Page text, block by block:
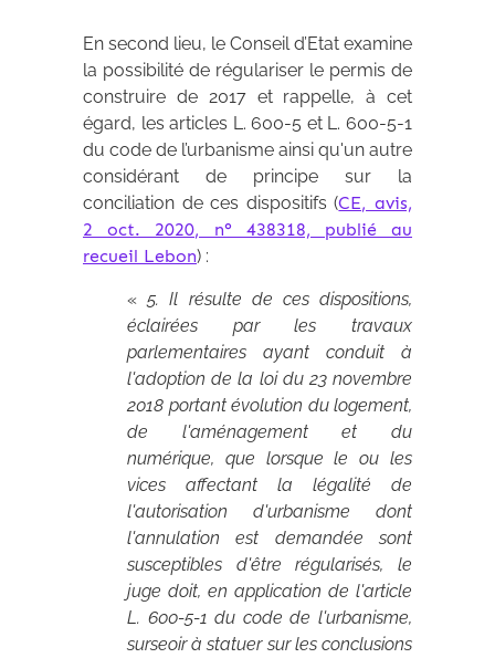
En second lieu, le Conseil d’Etat examine
la possibilité de régulariser le permis de
construire de 2017 et rappelle, à cet
égard, les articles L. 600-5 et L. 600-5-1
du code de l’urbanisme ainsi qu'un autre
considérant de principe sur la
conciliation de ces dispositifs (CE, avis,
2 oct. 2020, n° 438318, publié au
recueil Lebon) :
«5. Il résulte de ces dispositions,
éclairées par les travaux
parlementaires ayant conduit à
l'adoption de la loi du 23 novembre
2018 portant évolution du logement,
de l'aménagement et du
numérique, que lorsque le ou les
vices affectant la légalité de
l'autorisation d'urbanisme dont
l'annulation est demandée sont
susceptibles d'être régularisés, le
juge doit, en application de l'article
L. 600-5-1 du code de l'urbanisme,
surseoir à statuer sur les conclusions